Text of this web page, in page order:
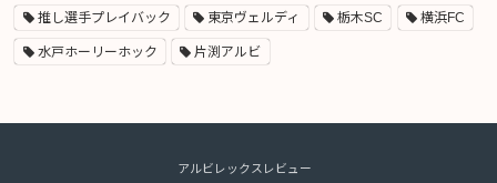
推し選手プレイバック 東京ヴェルディ 栃木SC 横浜FC
水戸ホーリーホック 片渕アルビ
アルビレックスレビュー